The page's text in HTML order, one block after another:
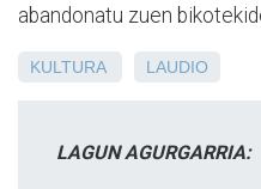
abandonatu zuen
KULTURA LAUDIO
LAGUN AGURGARRIA: